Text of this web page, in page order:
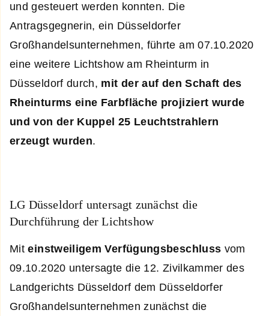
und gesteuert werden konnten. Die
Antragsgegnerin, ein Düsseldorfer
Großhandelsunternehmen, führte am 07.10.2020
eine weitere Lichtshow am Rheinturm in
Düsseldorf durch, mit der auf den Schaft des
Rheinturms eine Farbfläche projiziert wurde
und von der Kuppel 25 Leuchtstrahlern
erzeugt wurden.
LG Düsseldorf untersagt zunächst die
Durchführung der Lichtshow
Miteinstweiligem Verfügungsbeschluss vom
09.10.2020 untersagte die 12. Zivilkammer des
Landgerichts Düsseldorf dem Düsseldorfer
Großhandelsunternehmen zunächst die